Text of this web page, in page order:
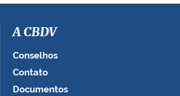
A CBDV
Conselhos
Contato
Documentos